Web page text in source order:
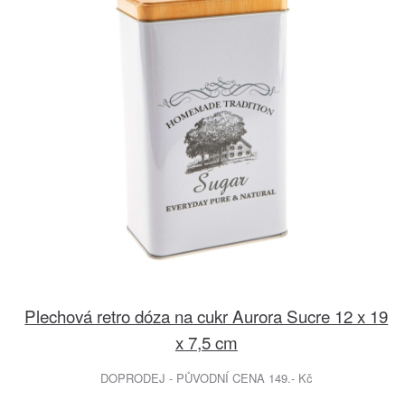
Plechová retro dóza na cukr Aurora Sucre 12 x 19
x 7,5 cm
DOPRODEJ - PŮVODNÍ CENA 149.- Kč